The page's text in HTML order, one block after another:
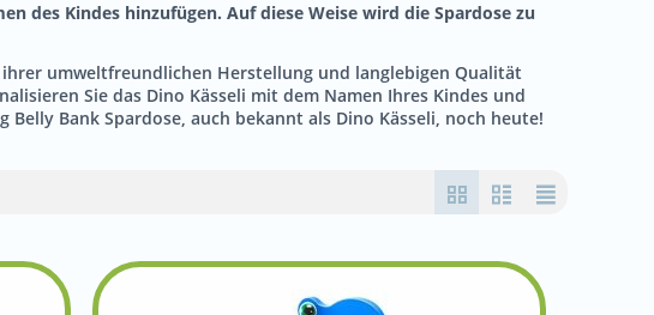
des Kindes hinzufügen. Auf diese Weise wird die Spardose zu
umweltfreundlichen Herstellung und langlebigen Qualität
Sie das Dino Kässeli mit dem Namen Ihres Kindes und
Belly Bank Spardose, auch bekannt als Dino Kässeli, noch heute!